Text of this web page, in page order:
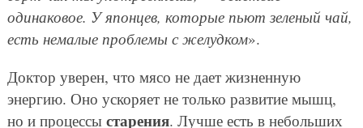
одинаковое. У японцев, которые пьют зеленый чай,
есть немалые проблемы с желудком».
Доктор уверен, что мясо не дает жизненную
энергию. Оно ускоряет не только развитие мышц,
но и процессы старения. Лучше есть в небольших